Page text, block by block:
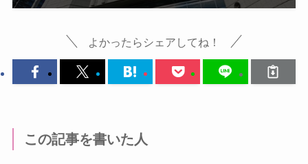
よかったらシェアしてね！
この記事を書いた人